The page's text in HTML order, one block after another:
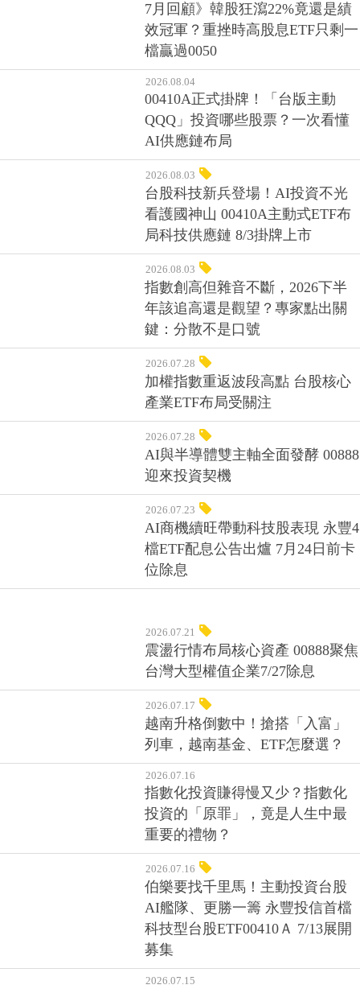
7月回顧》韓股狂瀉22%竟還是績
效冠軍？重挫時高股息ETF只剩一
檔贏過0050
2026.08.04
00410A正式掛牌！「台版主動
QQQ」投資哪些股票？一次看懂
AI供應鏈布局
2026.08.03
台股科技新兵登場！AI投資不光
看護國神山 00410A主動式ETF布
局科技供應鏈 8/3掛牌上市
2026.08.03
指數創高但雜音不斷，2026下半
年該追高還是觀望？專家點出關
鍵：分散不是口號
2026.07.28
加權指數重返波段高點 台股核心
產業ETF布局受關注
2026.07.28
AI與半導體雙主軸全面發酵 00888
迎來投資契機
2026.07.23
AI商機續旺帶動科技股表現 永豐4
檔ETF配息公告出爐 7月24日前卡
位除息
2026.07.21
震盪行情布局核心資產 00888聚焦
台灣大型權值企業7/27除息
2026.07.17
越南升格倒數中！搶搭「入富」
列車，越南基金、ETF怎麼選？
2026.07.16
指數化投資賺得慢又少？指數化
投資的「原罪」，竟是人生中最
重要的禮物？
2026.07.16
伯樂要找千里馬！主動投資台股
AI艦隊、更勝一籌 永豐投信首檔
科技型台股ETF00410Ａ 7/13展開
募集
2026.07.15